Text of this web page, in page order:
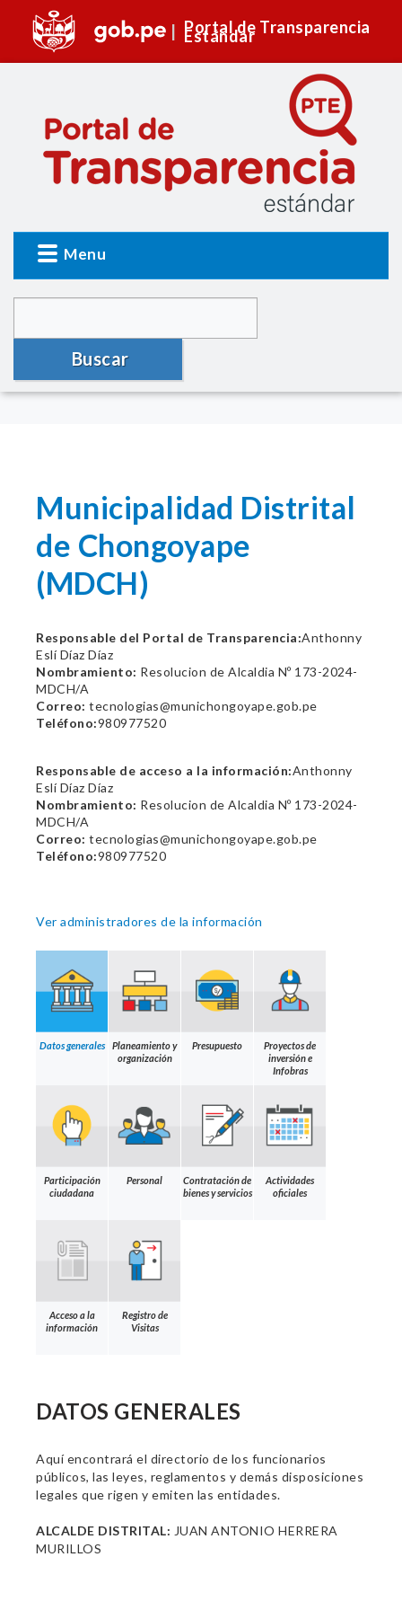
Portal de Transparencia
Estándar
Menu
Buscar
Municipalidad Distrital
de Chongoyape
(MDCH)
Responsable del Portal de Transparencia:Anthonny
Eslí Díaz Díaz
Nombramiento: Resolucion de Alcaldia Nº 173-2024-
MDCH/A
Correo: tecnologias@munichongoyape.gob.pe
Teléfono:980977520
Responsable de acceso a la información:Anthonny
Eslí Díaz Díaz
Nombramiento: Resolucion de Alcaldia Nº 173-2024-
MDCH/A
Correo: tecnologias@munichongoyape.gob.pe
Teléfono:980977520
Ver administradores de la información
Datos generales
Planeamiento y
organización
Presupuesto
Proyectos de
inversión e
Infobras
Participación
ciudadana
Personal
Contratación de
bienes y servicios
Actividades
oficiales
Acceso a la
información
Registro de
Visitas
DATOS GENERALES
Aquí encontrará el directorio de los funcionarios
públicos, las leyes, reglamentos y demás disposiciones
legales que rigen y emiten las entidades.
ALCALDE DISTRITAL: JUAN ANTONIO HERRERA
MURILLOS